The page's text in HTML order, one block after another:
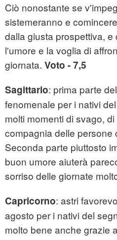
Ciò nonostante se
sistemeranno e
dalla giusta prospettiva,
l'umore e la voglia di
giornata. Voto - 7,5
Sagittario: prima parte
fenomenale per i nativi
molti momenti di svago,
compagnia delle persone
Seconda parte piuttosto
buon umore aiuterà
sorriso delle giornate
Capricorno: astri
agosto per i nativi del
molto bene anche grazie